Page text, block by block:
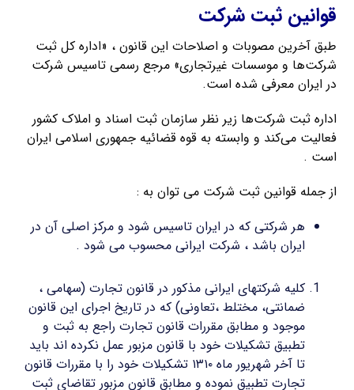
قوانین ثبت شرکت
طبق آخرین مصوبات و اصلاحات این قانون ، «اداره کل ثبت
شرکت‌ها و موسسات غیرتجاری» مرجع رسمی تاسیس شرکت
در ایران معرفی شده است.
اداره ثبت شرکت‌ها زیر نظر سازمان ثبت اسناد و املاک کشور
فعالیت می‌کند و وابسته به قوه قضائیه جمهوری اسلامی ایران
است .
از جمله قوانین ثبت شرکت می توان به :
هر شرکتی که در ایران تاسیس شود و مرکز اصلی آن در
ایران باشد ، شرکت ایرانی محسوب می شود .
کلیه شرکتهای ایرانی مذکور در قانون تجارت (سهامی ،
ضمانتی، مختلط ،تعاونی) که در تاریخ اجرای این قانون
موجود و مطابق مقررات قانون تجارت راجع به ثبت و
تطبیق تشکیلات خود با قانون مزبور عمل نکرده اند باید
تا آخر شهریور ماه ۱۳۱۰ تشکیلات خود را با مقررات قانون
تجارت تطبیق نموده و مطابق قانون مزبور تقاضای ثبت